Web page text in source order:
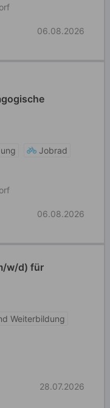
06.08.2026
Jobrad
06.08.2026
w/d) für
Weiterbildung
28.07.2026